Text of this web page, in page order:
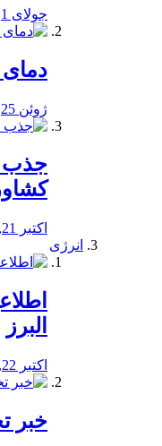
جولای 1, 2020
دمای
ژوئن 25, 2020
جذب
اکتبر 21, 2019
انرژی
البرز
اکتبر 22, 2019
خبر